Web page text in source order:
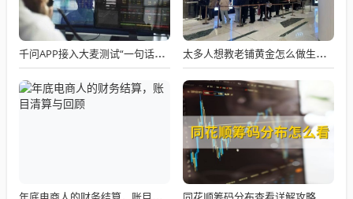
千问APP接入大麦测试“一句话买电影票” 太多人想教老铺黄金怎么做生意了
年底电商人的财务结算，账目清算与回顾